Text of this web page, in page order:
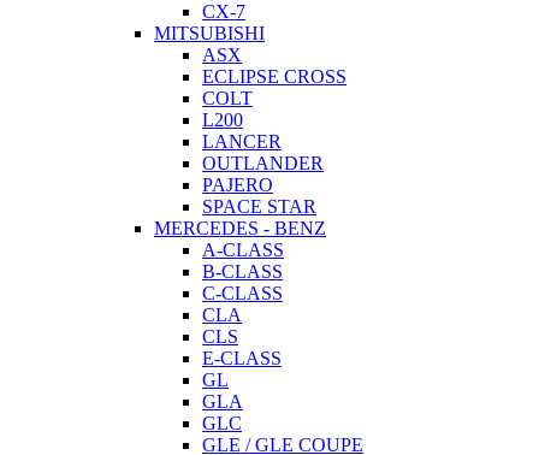
CX-7
MITSUBISHI
ASX
ECLIPSE CROSS
COLT
L200
LANCER
OUTLANDER
PAJERO
SPACE STAR
MERCEDES - BENZ
A-CLASS
B-CLASS
C-CLASS
CLA
CLS
E-CLASS
GL
GLA
GLC
GLE / GLE COUPE